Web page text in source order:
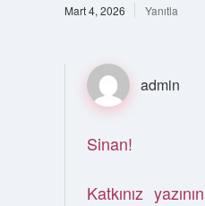
Mart 4, 2026 Yanıtla
admin
Sinan!
Katkınız yazının